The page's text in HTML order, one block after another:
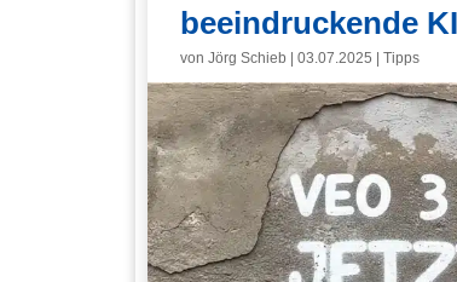
beeindruckende
von Jörg Schieb 03.07.2025 Tipps